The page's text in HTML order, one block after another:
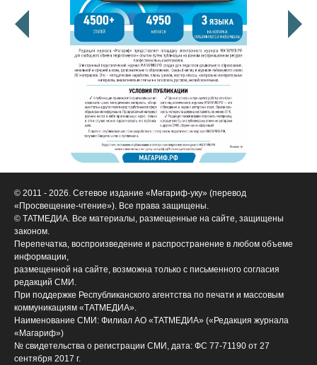
© 2011 - 2026. Сетевое издание «Мәгариф-уку» (перевод
«Просвещение-чтение»). Все права защищены.
© ТАТМЕДИА. Все материалы, размещенные на сайте, защищены
законом.
Перепечатка, воспроизведение и распространение в любом объеме
информации,
размещенной на сайте, возможна только с письменного согласия
редакций СМИ.
При поддержке Республиканского агентства по печати и массовым
коммуникациям «ТАТМЕДИА».
Наименование СМИ: Филиал АО «ТАТМЕДИА» («Редакция журнала
«Магариф»)
№ свидетельства о регистрации СМИ, дата: ФС 77-71190 от 27
сентября 2017 г.